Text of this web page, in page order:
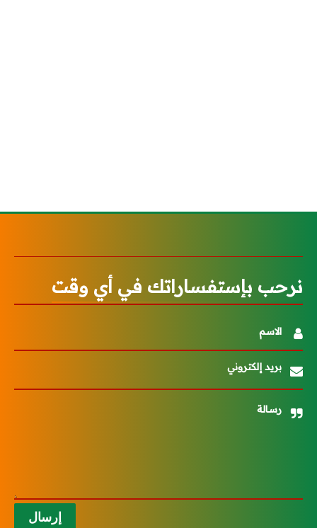
نرحب بإستفساراتك في أي وقت
الاسم
بريد إلكتروني
رسالة